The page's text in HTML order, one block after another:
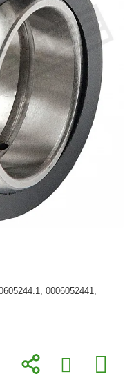
0006052441,